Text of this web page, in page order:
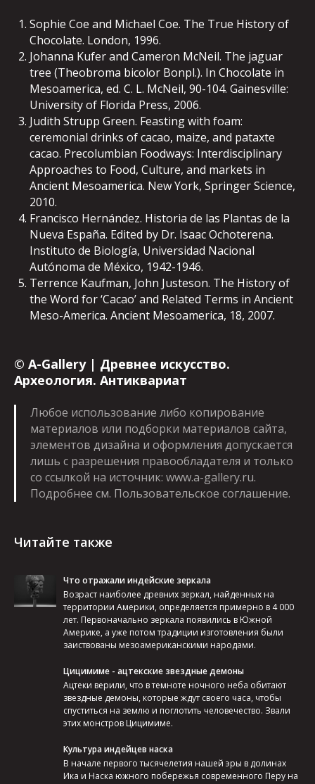
Sophie Coe and Michael Coe. The True History of
Chocolate. London, 1996.
Johanna Kufer and Cameron McNeil. The jaguar
tree (Theobroma bicolor Bonpl.). In Chocolate in
Mesoamerica, ed. C. L. McNeil, 90-104. Gainesville:
University of Florida Press, 2006.
Judith Strupp Green. Feasting with foam:
ceremonial drinks of cacao, maize, and pataxte
cacao. Precolumbian Foodways: Interdisciplinary
Approaches to Food, Culture, and markets in
Ancient Mesoamerica. New York, Springer Science,
2010.
Francisco Hernández. Historia de las Plantas de la
Nueva España. Edited by Dr. Isaac Ochoterena.
Instituto de Biología, Universidad Nacional
Autónoma de México, 1942-1946.
Terrence Kaufman, John Justeson. The History of
the Word for ‘Cacao’ and Related Terms in Ancient
Meso-America. Ancient Mesoamerica, 18, 2007.
© A-Gallery | Древнее искусство.
Археология. Антиквариат
Любое использование либо копирование
материалов или подборки материалов сайта,
элементов дизайна и оформления допускается
лишь с разрешения правообладателя и только
со ссылкой на источник: www.a-gallery.ru.
Подробнее см. Пользовательское соглашение.
Читайте также
Что отражали индейские зеркала
Возраст наиболее древних зеркал, найденных на
территории Америки, определяется примерно в 4 000
лет. Первоначально зеркала появились в Южной
Америке, а уже потом традиции изготовления были
заиствованы мезоамериканскими народами.
Цицимиме - ацтекские звездные демоны
Ацтеки верили, что в темноте ночного неба обитают
звездные демоны, которые ждут своего часа, чтобы
спуститься на землю и поглотить человечество. Звали
этих монстров Цицимиме.
Культура индейцев наска
В начале первого тысячелетия нашей эры в долинах
Ика и Наска южного побережья современного Перу на